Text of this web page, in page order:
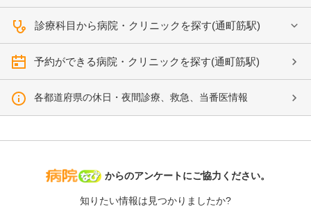
診療科目から病院・クリニックを探す(通町筋駅)
予約ができる病院・クリニックを探す(通町筋駅)
各都道府県の休日・夜間診療、救急、当番医情報
病院なび
からのアンケートにご協力ください。
知りたい情報は見つかりましたか?